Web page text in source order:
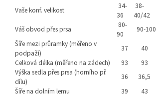
Vaše konf. velikost
34-
36
38-
40/42
Váš obvod přes prsa
80-
90
90-100
Šíře mezi průramky (měřeno v
podpaží)
37 40
Celková délka (měřeno na zádech)
93 93
Výška sedla přes prsa (horního př.
dílu)
36 36,5
Šíře na dolním lemu
39 43